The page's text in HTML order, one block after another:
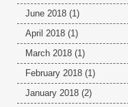
June 2018 (1)
April 2018 (1)
March 2018 (1)
February 2018 (1)
January 2018 (2)